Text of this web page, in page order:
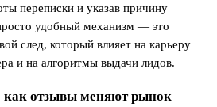
переписки и указав причину
удобный механизм — это
след, который влияет на карьеру
и на алгоритмы выдачи лидов.
отзывы меняют рынок